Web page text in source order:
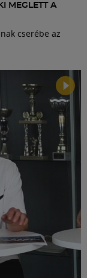
MEGLETT A
cserébe az